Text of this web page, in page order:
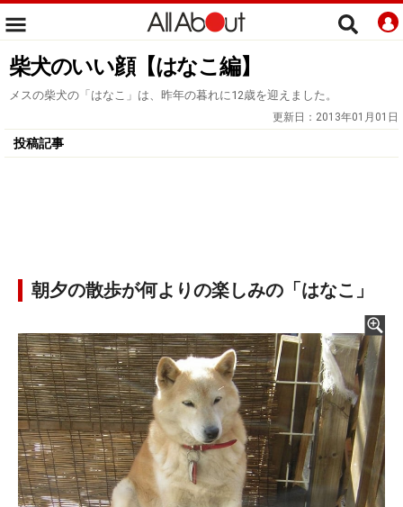
柴犬のいい顔【はなこ編】
メスの柴犬の「はなこ」は、昨年の暮れに12歳を迎えました。
更新日： 2013年01月01日
投稿記事
朝夕の散歩が何よりの楽しみの「はなこ」